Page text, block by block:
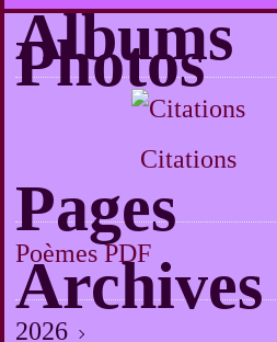
Albums
Photos
Citations
Pages
Poèmes PDF
Archives
2026